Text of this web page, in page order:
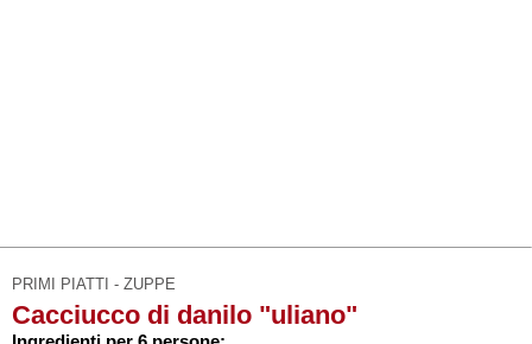
PRIMI PIATTI - ZUPPE
Cacciucco di danilo "uliano"